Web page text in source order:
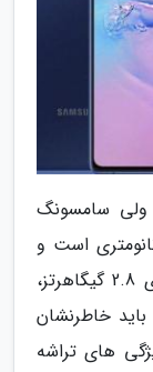
ولی سامسونگ
که مبتنی بر فناوری ساخت 7 نانومتری است و
پردازنده آن از هشت هسته با سرعت های 2.8 گیگاهرتز،
برد. باید خاطرنشان
های تراشه